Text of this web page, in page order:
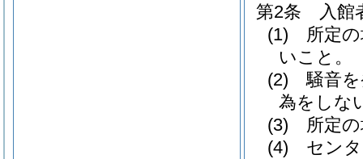
第2条
入館
(1)
所定
いこと。
(2)
騒音
為をしな
(3)
所定
(4)
セン